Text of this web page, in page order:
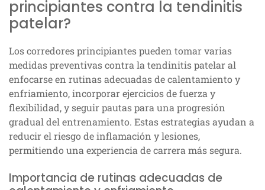
principiantes contra la tendinitis
patelar?
Los corredores principiantes pueden tomar varias
medidas preventivas contra la tendinitis patelar al
enfocarse en rutinas adecuadas de calentamiento y
enfriamiento, incorporar ejercicios de fuerza y
flexibilidad, y seguir pautas para una progresión
gradual del entrenamiento. Estas estrategias ayudan a
reducir el riesgo de inflamación y lesiones,
permitiendo una experiencia de carrera más segura.
Importancia de rutinas adecuadas de